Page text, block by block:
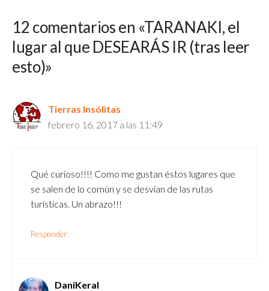
12 comentarios en «TARANAKI, el
lugar al que DESEARÁS IR (tras leer
esto)»
Tierras Insólitas
febrero 16, 2017 a las 11:49
Qué curioso!!!! Como me gustan éstos lugares que
se salen de lo común y se desvían de las rutas
turísticas. Un abrazo!!!
Responder
DaniKeral